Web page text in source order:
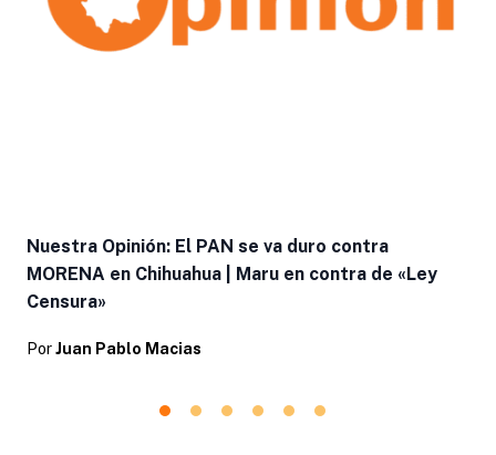
Nuestra Opinión: El PAN se va duro contra
MORENA en Chihuahua | Maru en contra de «Ley
Censura»
Por Juan Pablo Macias